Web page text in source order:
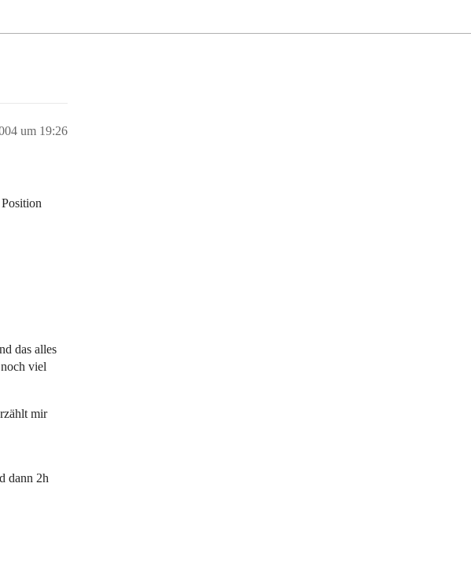
um 19:26
das alles
viel
mir
dann 2h